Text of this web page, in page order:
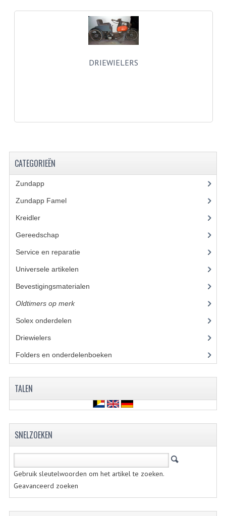
BUITENBANDEN 19"
BUITENBANDEN 21"
BEPLATING
ZUNDAPP 517 RVS
REMMEN EN WIELEN
BUITENBANDEN
VELGEN EN SPAKEN
ALUMINIUM VELGEN
CHROMEN VELGEN
DRIEWIELERS
CATEGORIEËN
Zundapp(2591)
Zundapp Famel(61)
Kreidler(648)
Gereedschap(5)
Service en reparatie
Universele artikelen
Bevestigingsmaterialen
Oldtimers op merk(73)
Solex onderdelen
Driewielers
Folders en onderdelenboeken
TALEN
SNELZOEKEN
Gebruik sleutelwoorden om het artikel te zoeken.
Geavanceerd zoeken